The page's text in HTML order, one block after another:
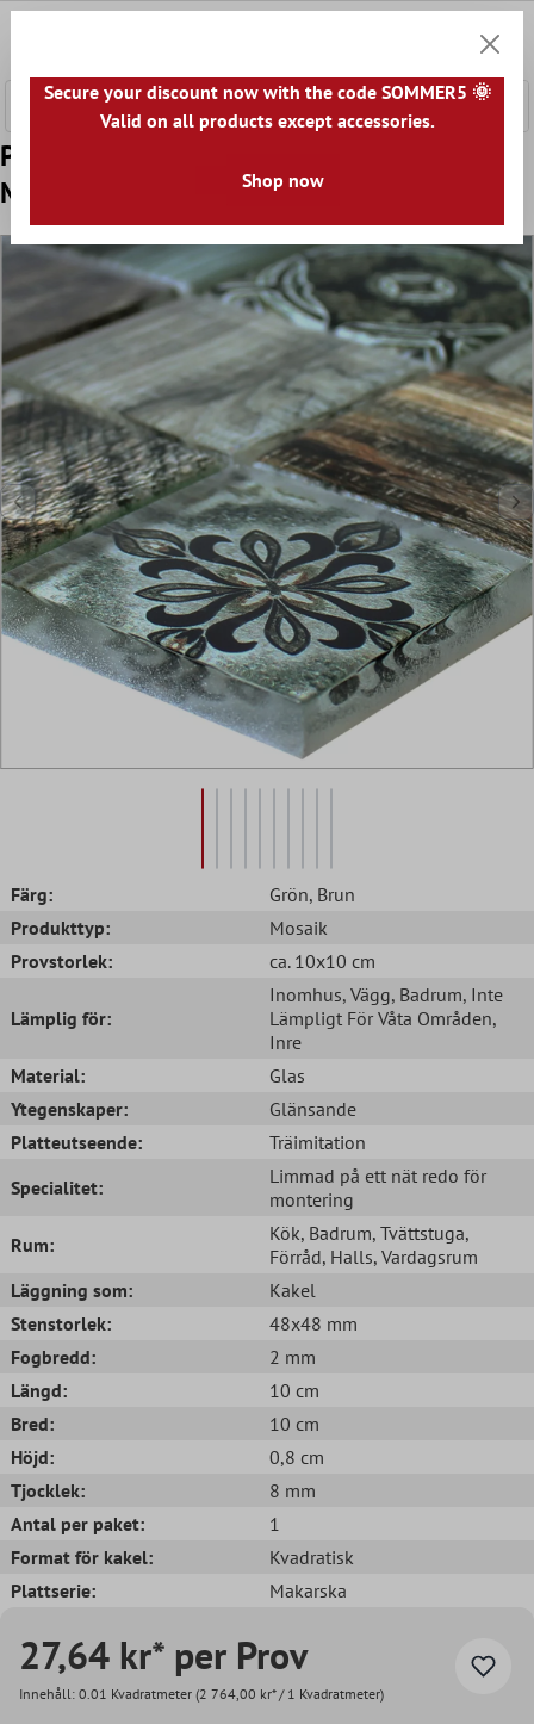
Prov Glasmosaik Plattor Träimitation
Makarska Brun Grön
Färg: Grön, Brun
Produkttyp:
Mosaik
Provstorlek:
ca. 10x10 cm
Lämplig för:
Inomhus, Vägg, Badrum, Inte
Lämpligt För Våta Områden,
Inre
Material:
Glas
Ytegenskaper:
Glänsande
Platteutseende:
Träimitation
Specialitet:
Limmad på ett nät redo för
montering
Rum:
Kök, Badrum, Tvättstuga,
Förråd, Halls, Vardagsrum
Läggning som:
Kakel
Stenstorlek:
48x48 mm
Fogbredd:
2 mm
Längd:
10 cm
Bred:
10 cm
Höjd:
0,8 cm
Tjocklek:
8 mm
Antal per paket:
1
Format för kakel:
Kvadratisk
Plattserie:
Makarska
27,64 kr* per Prov
Innehåll: 0.01 Kvadratmeter (2 764,00 kr* / 1 Kvadratmeter)
Secure your discount now with the code SOMMER5 🌞
Valid on all products except accessories.
Shop now